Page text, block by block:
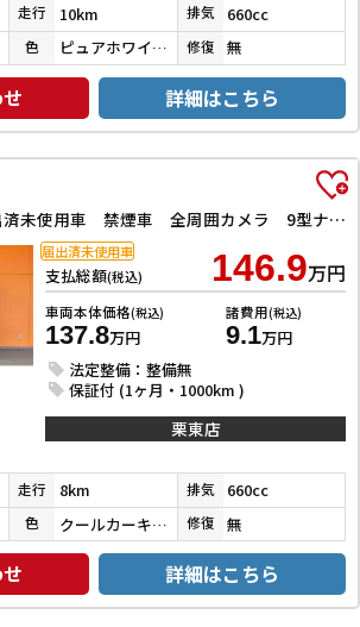
走行 10km 排気 660cc
色 ピュアホワイトパール 修復 無
詳細はこちら
ハイブリッドG 届出済未使用車 禁煙車 全周囲カメラ 9型ナビ TV クリアランスソナー オートクルーズコントロール レーンアシスト 衝突被害軽減システム アイドリングストップ 電動格納ミラー シートヒーター CVT
支払総額(税込) 146.9万円
車両本体価格(税込)
137.8万円
諸費用(税込)
9.1万円
法定整備：整備無
保証付 (1ヶ月・1000km )
届出済未使用車
栗東店
走行 8km 排気 660cc
色 クールカーキパールメタリック／ソフトベージュメタリック 修復 無
詳細はこちら